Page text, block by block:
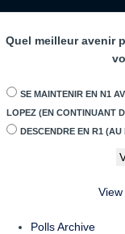
Quel meilleur avenir
SE MAINTENIR EN N1
LOPEZ (EN CONTINUANT
DESCENDRE EN R1 (AU
Polls Archive